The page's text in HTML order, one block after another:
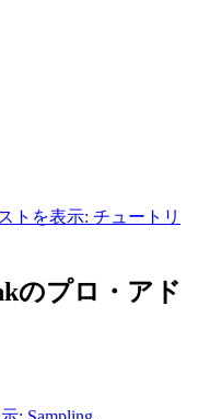
トを表示: チュートリ
のプロ・アド